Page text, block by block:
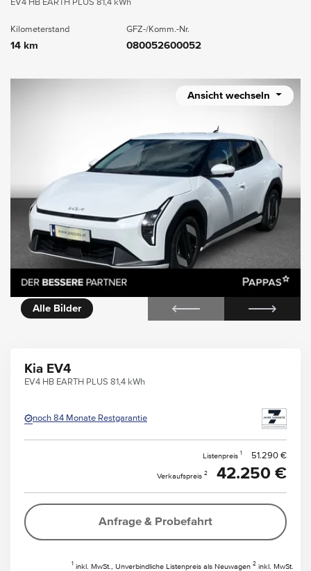
EV4 HB EARTH PLUS 81,4 kWh
Kilometerstand
14 km
GFZ-/Komm.-Nr.
080052600052
Ansicht wechseln
Alle Bilder
Kia EV4
EV4 HB EARTH PLUS 81,4 kWh
noch 84 Monate Restgarantie
Listenpreis 1 51.290 €
Verkaufspreis 2 42.250 €
Anfrage & Probefahrt
1 inkl. MwSt., Unverbindliche Listenpreis als Neuwagen 2 inkl. MwSt.